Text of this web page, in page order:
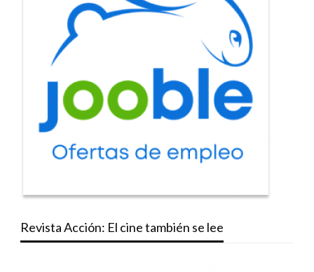
Revista Acción: El cine también se lee